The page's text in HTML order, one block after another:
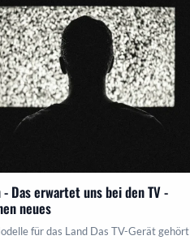
Das erwartet uns bei den TV -
neues
für das Land Das TV-Gerät gehört